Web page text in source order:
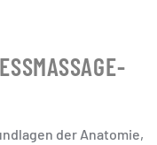
der Anatomie,